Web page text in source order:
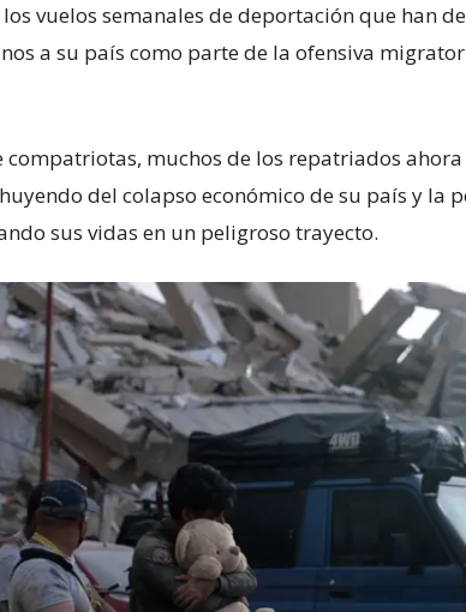
vuelos semanales de deportación que han
a su país como parte de la ofensiva
compatriotas, muchos de los repatriados
del colapso económico de su país y la
sus vidas en un peligroso trayecto.